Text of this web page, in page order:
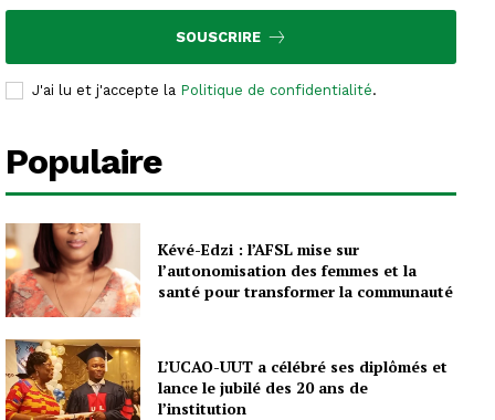
SOUSCRIRE
J'ai lu et j'accepte la Politique de confidentialité.
Populaire
Kévé-Edzi : l’AFSL mise sur
l’autonomisation des femmes et la
santé pour transformer la communauté
L’UCAO-UUT a célébré ses diplômés et
lance le jubilé des 20 ans de
l’institution